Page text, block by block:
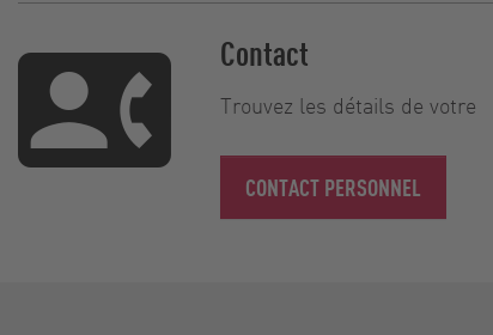
Contact
Trouvez les détails de votre
CONTACT PERSONNEL